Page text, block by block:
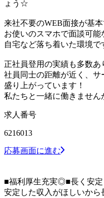
ょう☆
来社不要のWEB面接が基本
お使いのスマホで面談可能
自宅など落ち着いた環境
正社員登用の実績も多数あ
社員同士の距離が近く、サ
盛り上がっています！
私たちと一緒に働きません
求人番号
6216013
応募画面に進む
■福利厚生充実◎■長く安定
安定した収入がほしいから